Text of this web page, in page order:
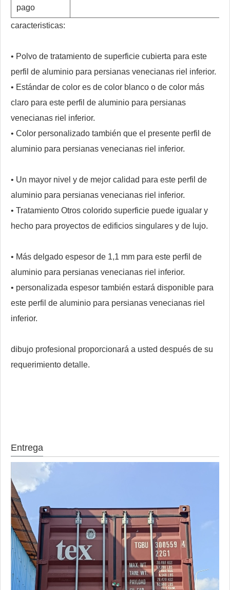
pago
caracteristicas:
• Polvo de tratamiento de superficie cubierta para este
perfil de aluminio para persianas venecianas riel inferior.
• Estándar de color es de color blanco o de color más
claro para este perfil de aluminio para persianas
venecianas riel inferior.
• Color personalizado también que el presente perfil de
aluminio para persianas venecianas riel inferior.
• Un mayor nivel y de mejor calidad para este perfil de
aluminio para persianas venecianas riel inferior.
• Tratamiento Otros colorido superficie puede igualar y
hecho para proyectos de edificios singulares y de lujo.
• Más delgado espesor de 1,1 mm para este perfil de
aluminio para persianas venecianas riel inferior.
• personalizada espesor también estará disponible para
este perfil de aluminio para persianas venecianas riel
inferior.
dibujo profesional proporcionará a usted después de su
requerimiento detalle.
Entrega